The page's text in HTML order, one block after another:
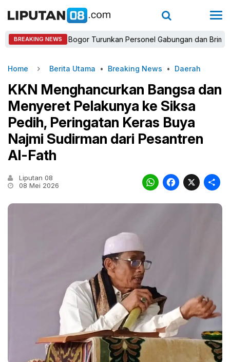
BREAKING NEWS
Kapolres Bogor Turunkan Personel Gabungan dan Brimob,
Home Berita Utama • Breaking News • Daerah
KKN Menghancurkan Bangsa dan
Menyeret Pelakunya ke Siksa
Pedih, Peringatan Keras Buya
Najmi Sudirman dari Pesantren
Al-Fath
Liputan 08
08 Mei 2026
X